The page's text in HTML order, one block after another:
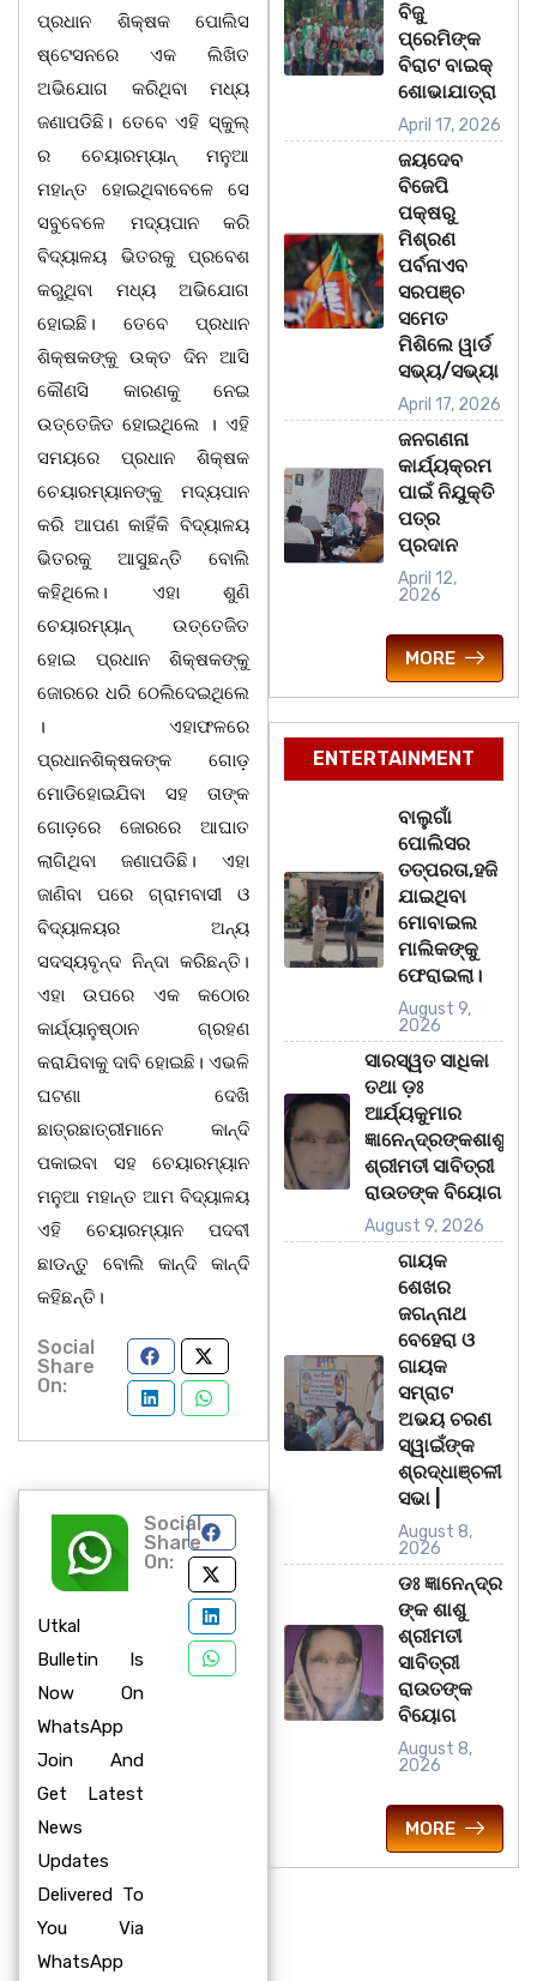
ପ୍ରଧାନ ଶିକ୍ଷକ ପୋଲିସ
ଷ୍ଟେସନରେ ଏକ ଲିଖିତ
ଅଭିଯୋଗ କରିଥିବା ମଧ୍ୟ
ଜଣାପଡିଛି। ତେବେ ଏହି ସ୍କୁଲ୍
ର ଚେୟାରମ୍ୟାନ୍ ମନୁଆ
ମହାନ୍ତ ହୋଇଥିବାବେଳେ ସେ
ସବୁବେଳେ ମଦ୍ୟପାନ କରି
ବିଦ୍ୟାଳୟ ଭିତରକୁ ପ୍ରବେଶ
କରୁଥିବା ମଧ୍ୟ ଅଭିଯୋଗ
ହୋଇଛି। ତେବେ ପ୍ରଧାନ
ଶିକ୍ଷକଙ୍କୁ ଉକ୍ତ ଦିନ ଆସି
କୌଣସି କାରଣକୁ ନେଇ
ଉତ୍ତେଜିତ ହୋଇଥିଲେ । ଏହି
ସମୟରେ ପ୍ରଧାନ ଶିକ୍ଷକ
ଚେୟାରମ୍ୟାନଙ୍କୁ ମଦ୍ୟପାନ
କରି ଆପଣ କାହିଁକି ବିଦ୍ୟାଳୟ
ଭିତରକୁ ଆସୁଛନ୍ତି ବୋଲି
କହିଥିଲେ। ଏହା ଶୁଣି
ଚେୟାରମ୍ୟାନ୍ ଉତ୍ତେଜିତ
ହୋଇ ପ୍ରଧାନ ଶିକ୍ଷକଙ୍କୁ
ଜୋରରେ ଧରି ଠେଲିଦେଇଥିଲେ
। ଏହାଫଳରେ
ପ୍ରଧାନଶିକ୍ଷକଙ୍କ ଗୋଡ଼
ମୋଡିହୋଇଯିବା ସହ ତାଙ୍କ
ଗୋଡ଼ରେ ଜୋରରେ ଆଘାତ
ଲାଗିଥିବା ଜଣାପଡିଛି। ଏହା
ଜାଣିବା ପରେ ଗ୍ରାମବାସୀ ଓ
ବିଦ୍ୟାଳୟର ଅନ୍ୟ
ସଦସ୍ୟବୃନ୍ଦ ନିନ୍ଦା କରିଛନ୍ତି।
ଏହା ଉପରେ ଏକ କଠୋର
କାର୍ଯ୍ୟାନୁଷ୍ଠାନ ଗ୍ରହଣ
କରାଯିବାକୁ ଦାବି ହୋଇଛି। ଏଭଳି
ଘଟଣା ଦେଖି
ଛାତ୍ରଛାତ୍ରୀମାନେ କାନ୍ଦି
ପକାଇବା ସହ ଚେୟାରମ୍ୟାନ
ମନୁଆ ମହାନ୍ତ ଆମ ବିଦ୍ୟାଳୟ
ଏହି ଚେୟାରମ୍ୟାନ ପଦବୀ
ଛାଡନ୍ତୁ ବୋଲି କାନ୍ଦି କାନ୍ଦି
କହିଛନ୍ତି।
Social
Share
On:
Utkal
Bulletin Is
Now On
WhatsApp
Join And
Get Latest
News
Updates
Delivered To
You Via
WhatsApp
Social
Share
On:
ବିଜୁ
ପ୍ରେମିଙ୍କ
ବିରାଟ ବାଇକ୍
ଶୋଭାଯାତ୍ରା
April 17, 2026
ଜୟଦେବ
ବିଜେପି
ପକ୍ଷରୁ
ମିଶ୍ରଣ
ପର୍ବନାଏବ
ସରପଞ୍ଚ
ସମେତ
ମିଶିଲେ ୱାର୍ଡ
ସଭ୍ୟ/ସଭ୍ୟା
April 17, 2026
ଜନଗଣନା
କାର୍ଯ୍ୟକ୍ରମ
ପାଇଁ ନିଯୁକ୍ତି
ପତ୍ର
ପ୍ରଦାନ
April 12,
2026
MORE
ENTERTAINMENT
ବାଲୁଗାଁ
ପୋଲିସର
ତତ୍‌ପରତା,ହଜି
ଯାଇଥିବା
ମୋବାଇଲ
ମାଲିକଙ୍କୁ
ଫେରାଇଲା।
August 9,
2026
ସାରସ୍ୱତ ସାଧିକା
ତଥା ଡ଼ଃ
ଆର୍ଯ୍ୟକୁମାର
ଜ୍ଞାନେନ୍ଦ୍ରଙ୍କଶାଶୁ
ଶ୍ରୀମତୀ ସାବିତ୍ରୀ
ରାଉତଙ୍କ ବିୟୋଗ
August 9, 2026
ଗାୟକ
ଶେଖର
ଜଗନ୍ନାଥ
ବେହେରା ଓ
ଗାୟକ
ସମ୍ରାଟ
ଅଭୟ ଚରଣ
ସ୍ୱାଇଁଙ୍କ
ଶ୍ରଦ୍ଧାଞ୍ଚଳୀ
ସଭା |
August 8,
2026
ଡଃ ଜ୍ଞାନେନ୍ଦ୍ର
ଙ୍କ ଶାଶୁ
ଶ୍ରୀମତୀ
ସାବିତ୍ରୀ
ରାଉତଙ୍କ
ବିୟୋଗ
August 8,
2026
MORE